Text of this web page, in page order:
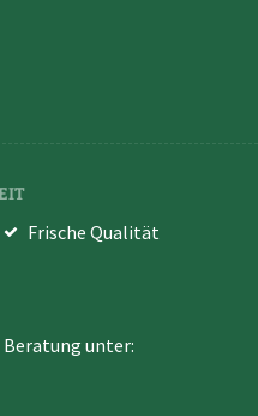
Frische Qualität
unter: